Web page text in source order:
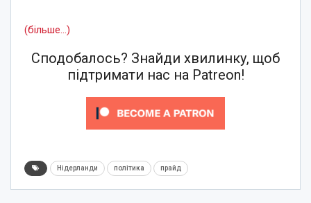
(більше…)
Сподобалось? Знайди хвилинку, щоб
підтримати нас на Patreon!
Нідерланди політика прайд